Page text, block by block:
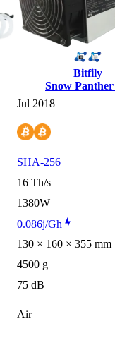
Bitfily
Snow
Jul 2018
SHA-256
16 Th/s
1380W
0.086j/Gh
130 × 160 × 355 mm
4500 g
75 dB
Air